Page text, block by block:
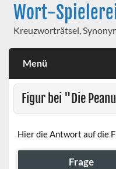
Wort-
Kreuzworträtsel,
Menü
Figur bei "Die
Hier die Antwort auf die
Frage